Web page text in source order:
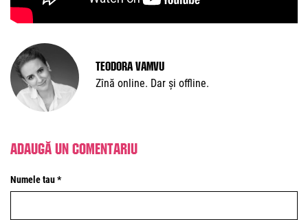
Teodora Vamvu
Zînă online. Dar și offline.
Adaugă un comentariu
Numele tau *